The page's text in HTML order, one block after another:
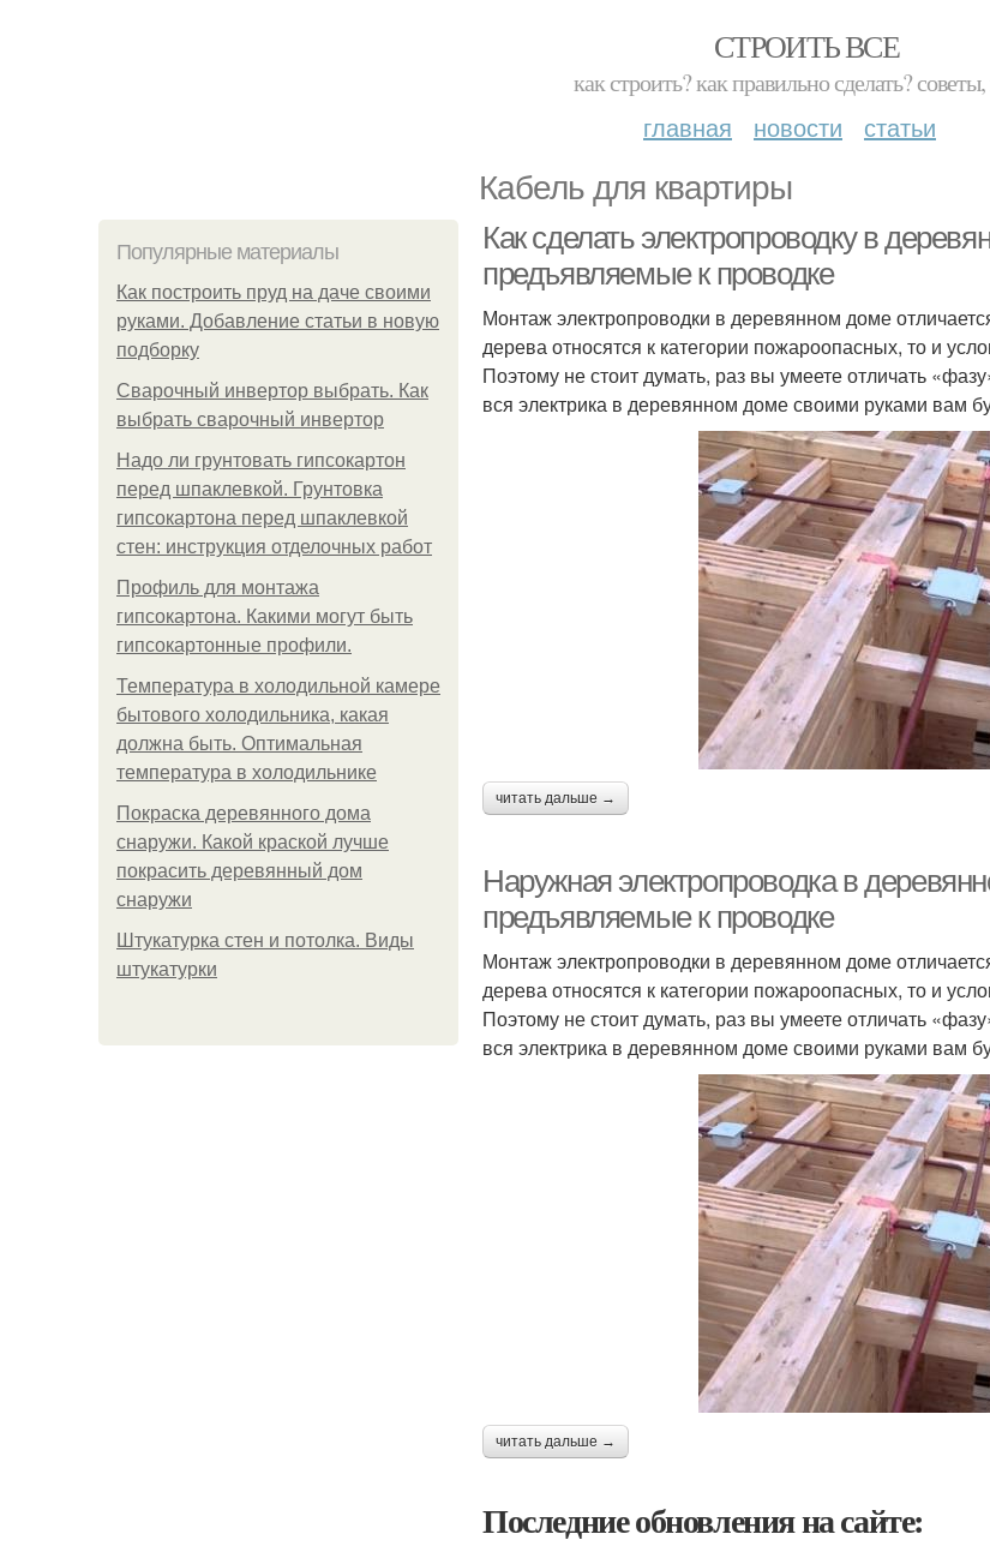
СТРОИТЬ ВСЕ
как строить? как правильно сделать?
главная новости статьи
Кабель для квартиры
Популярные материалы
Как построить пруд на даче своими
руками. Добавление статьи в новую
подборку
Сварочный инвертор выбрать. Как
выбрать сварочный инвертор
Надо ли грунтовать гипсокартон
перед шпаклевкой. Грунтовка
гипсокартона перед шпаклевкой
стен: инструкция отделочных работ
Профиль для монтажа
гипсокартона. Какими могут быть
гипсокартонные профили.
Температура в холодильной камере
бытового холодильника, какая
должна быть. Оптимальная
температура в холодильнике
Покраска деревянного дома
снаружи. Какой краской лучше
покрасить деревянный дом
снаружи
Штукатурка стен и потолка. Виды
штукатурки
Как сделать электропроводку в
предъявляемые к проводке
Монтаж электропроводки в деревянном доме
дерева относятся к категории пожароопасных, то и
Поэтому не стоит думать, раз вы умеете отличать
вся электрика в деревянном доме своими руками вам
читать дальше →
Наружная электропроводка в
предъявляемые к проводке
Монтаж электропроводки в деревянном доме
дерева относятся к категории пожароопасных, то и
Поэтому не стоит думать, раз вы умеете отличать
вся электрика в деревянном доме своими руками вам
читать дальше →
Последние обновления на сайте: